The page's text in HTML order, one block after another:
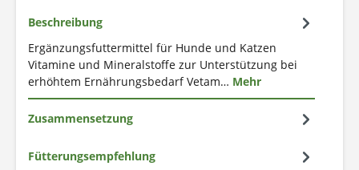
Beschreibung
Ergänzungsfuttermittel für Hunde und Katzen
Vitamine und Mineralstoffe zur Unterstützung bei
erhöhtem Ernährungsbedarf Vetam… Mehr
Zusammensetzung
Fütterungsempfehlung